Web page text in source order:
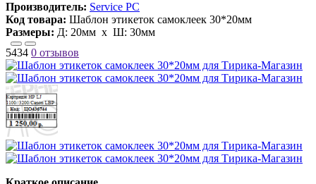
Производитель: Service PC
Код товара: Шаблон этикеток самоклеек 30*20мм
Размеры: Д: 20мм х Ш: 30мм
5434 0 отзывов